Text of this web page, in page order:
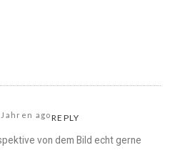
Jahren agoREPLY
von dem Bild echt gerne